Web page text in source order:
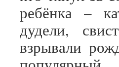
ребёнка –
дудели,
взрывали